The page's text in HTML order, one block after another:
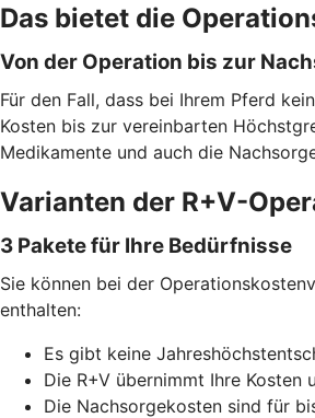
Das bietet die
Von der Operation bis zur
Für den Fall, dass bei Ihrem Pferd
Kosten bis zur vereinbarten
Medikamente und auch die
Varianten der R+V-
3 Pakete für Ihre Bedürfnisse
Sie können bei der
enthalten:
Es gibt keine
Die R+V übernimmt Ihre Kosten
Die Nachsorgekosten sind für